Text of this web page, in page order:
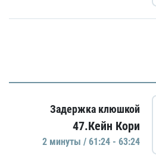
Задержка клюшкой
47.Кейн Кори
2 минуты / 61:24 - 63:24